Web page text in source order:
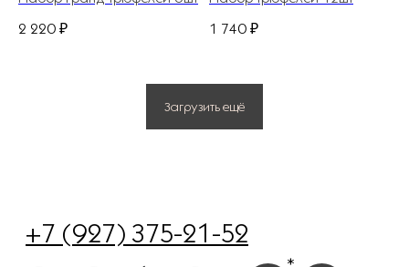
2 220 ₽ 1 740 ₽
Загрузить ещё
Разработано в веб-студии Глеба Николаева
Политика конфиденциальности
© 2025 Все права защищены.